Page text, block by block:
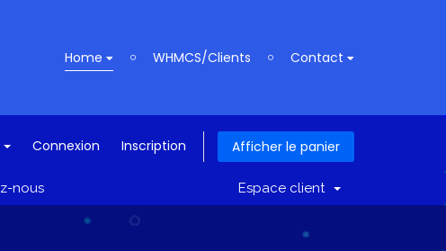
Home WHMCS/Clients Contact
Connexion Inscription Afficher le panier
nous Espace client